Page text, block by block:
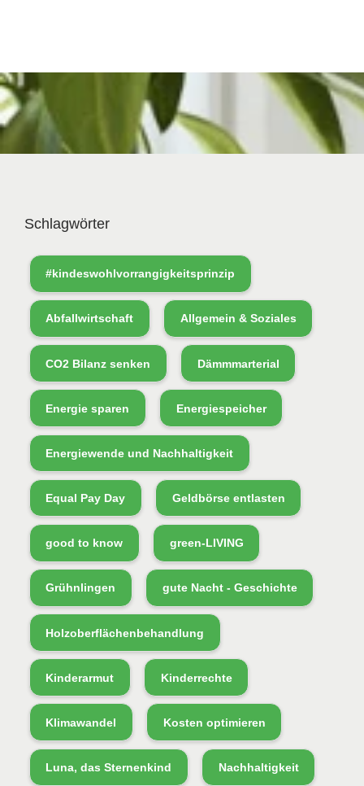
Schlagwörter
#kindeswohlvorrangigkeitsprinzip
Abfallwirtschaft Allgemein & Soziales
CO2 Bilanz senken Dämmmarterial
Energie sparen Energiespeicher
Energiewende und Nachhaltigkeit
Equal Pay Day Geldbörse entlasten
good to know green-LIVING
Grühnlingen gute Nacht - Geschichte
Holzoberflächenbehandlung
Kinderarmut Kinderrechte
Klimawandel Kosten optimieren
Luna, das Sternenkind Nachhaltigkeit